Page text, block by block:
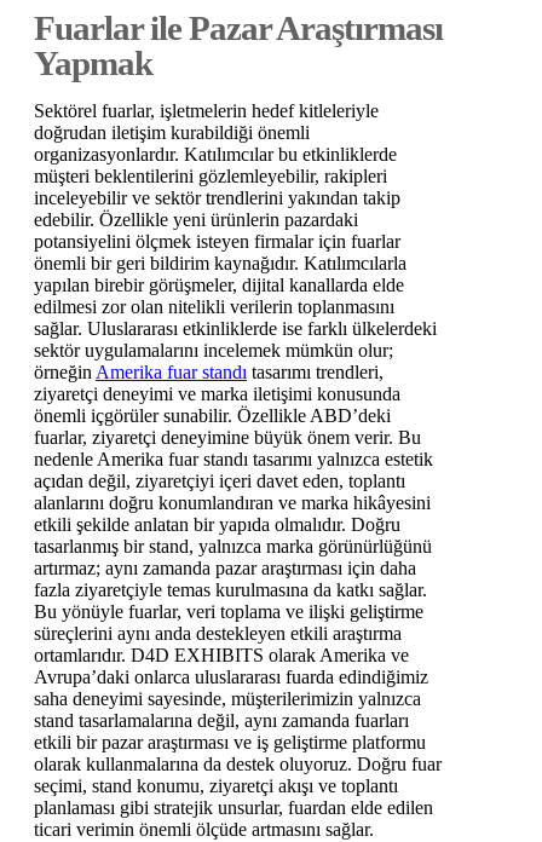
Fuarlar ile Pazar Araştırması
Yapmak
Sektörel fuarlar, işletmelerin hedef kitleleriyle
doğrudan iletişim kurabildiği önemli
organizasyonlardır. Katılımcılar bu etkinliklerde
müşteri beklentilerini gözlemleyebilir, rakipleri
inceleyebilir ve sektör trendlerini yakından takip
edebilir. Özellikle yeni ürünlerin pazardaki
potansiyelini ölçmek isteyen firmalar için fuarlar
önemli bir geri bildirim kaynağıdır. Katılımcılarla
yapılan birebir görüşmeler, dijital kanallarda elde
edilmesi zor olan nitelikli verilerin toplanmasını
sağlar. Uluslararası etkinliklerde ise farklı ülkelerdeki
sektör uygulamalarını incelemek mümkün olur;
örneğin Amerika fuar standı tasarımı trendleri,
ziyaretçi deneyimi ve marka iletişimi konusunda
önemli içgörüler sunabilir. Özellikle ABD’deki
fuarlar, ziyaretçi deneyimine büyük önem verir. Bu
nedenle Amerika fuar standı tasarımı yalnızca estetik
açıdan değil, ziyaretçiyi içeri davet eden, toplantı
alanlarını doğru konumlandıran ve marka hikâyesini
etkili şekilde anlatan bir yapıda olmalıdır. Doğru
tasarlanmış bir stand, yalnızca marka görünürlüğünü
artırmaz; aynı zamanda pazar araştırması için daha
fazla ziyaretçiyle temas kurulmasına da katkı sağlar.
Bu yönüyle fuarlar, veri toplama ve ilişki geliştirme
süreçlerini aynı anda destekleyen etkili araştırma
ortamlarıdır. D4D EXHIBITS olarak Amerika ve
Avrupa’daki onlarca uluslararası fuarda edindiğimiz
saha deneyimi sayesinde, müşterilerimizin yalnızca
stand tasarlamalarına değil, aynı zamanda fuarları
etkili bir pazar araştırması ve iş geliştirme platformu
olarak kullanmalarına da destek oluyoruz. Doğru fuar
seçimi, stand konumu, ziyaretçi akışı ve toplantı
planlaması gibi stratejik unsurlar, fuardan elde edilen
ticari verimin önemli ölçüde artmasını sağlar.